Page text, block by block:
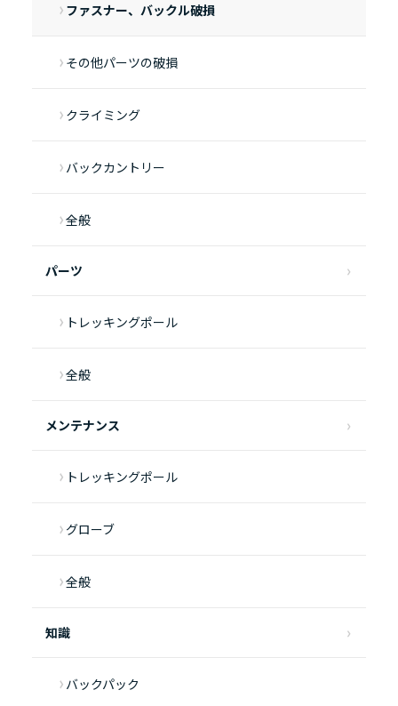
ファスナー、バックル破損
その他パーツの破損
クライミング
バックカントリー
全般
パーツ
トレッキングポール
全般
メンテナンス
トレッキングポール
グローブ
全般
知識
バックパック